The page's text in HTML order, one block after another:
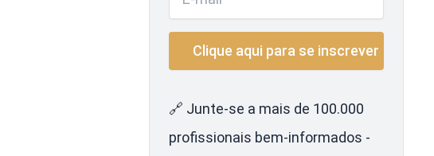
🔗 Junte-se a mais de 100.000
profissionais bem-informados -